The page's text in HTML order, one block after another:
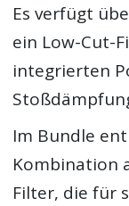
Es verfügt
ein Low-Cut-
integrierten
Im Bundle
Kombination
Filter, die für